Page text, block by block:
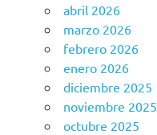
abril 2026
marzo 2026
febrero 2026
enero 2026
diciembre 2025
noviembre 2025
octubre 2025